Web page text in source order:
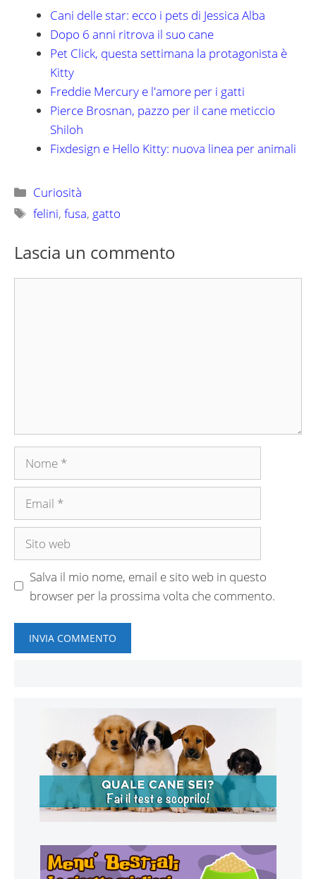
Cani delle star: ecco i pets di Jessica Alba
Dopo 6 anni ritrova il suo cane
Pet Click, questa settimana la protagonista è
Kitty
Freddie Mercury e l'amore per i gatti
Pierce Brosnan, pazzo per il cane meticcio
Shiloh
Fixdesign e Hello Kitty: nuova linea per animali
Categorie
Curiosità
Tag
felini,fusa, gatto
Lascia un commento
Nome
Email
Sito
Salva il mio nome, email e sito web in questo
browser per la prossima volta che commento.